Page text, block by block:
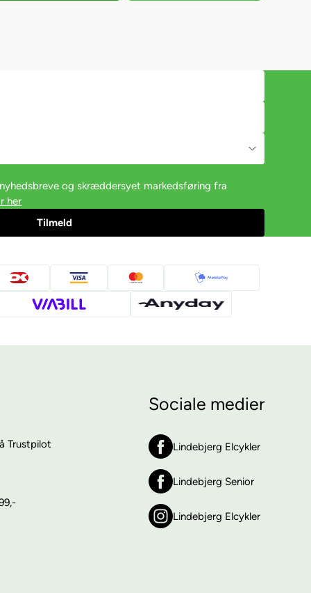
og skræddersyet markedsføring fra
her
Trustpilot
Sociale medier
Lindebjerg Elcykler
Lindebjerg Senior
Lindebjerg Elcykler